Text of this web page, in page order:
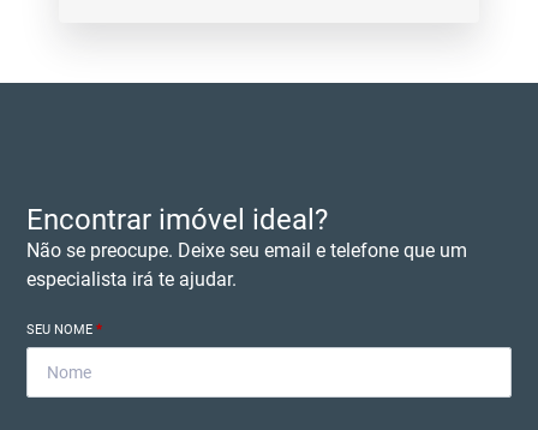
Encontrar imóvel ideal?
Não se preocupe. Deixe seu email e telefone que um
especialista irá te ajudar.
SEU NOME*